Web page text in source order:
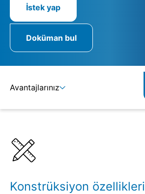
İstek yap
Doküman bul
Avantajlarınız
Konstrüksiyon özellikleri